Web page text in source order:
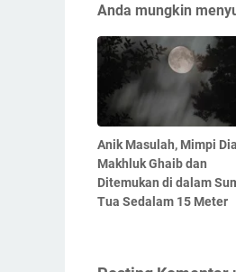
Anda mungkin
Anik Masulah, Mimpi
Makhluk Ghaib dan
Ditemukan di dalam
Tua Sedalam 15 Meter